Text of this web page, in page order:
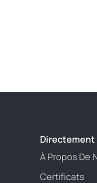
Directement
À Propos De
Certificats